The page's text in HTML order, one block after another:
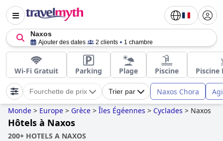
Naxos
Ajouter des dates 2 clients 1 chambre
Wi-Fi Gratuit Parking Plage Piscine Piscine
Fourchette de prix Trier par Naxos Chora
Monde > Europe > Grèce > Îles Égéennes > Cyclades > Naxos
Hôtels à Naxos
200+ HOTELS A NAXOS